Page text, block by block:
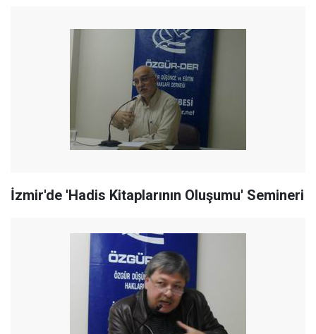
İzmir'de 'Hadis Kitaplarının Oluşumu' Semineri